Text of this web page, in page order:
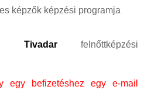
képzők képzési programja
Tivadarfelnőttképzési
egy befizetéshez egy e-mail